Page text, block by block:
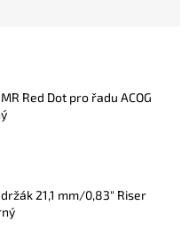
Red Dot pro řadu ACOG
21,1 mm/0,83" Riser